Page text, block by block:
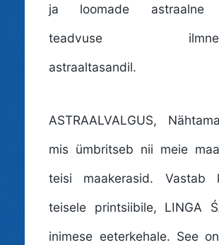
ja loomade astraalne
teadvuse
astraaltasandil.
ASTRAALVALGUS,
mis ümbritseb nii meie
teisi maakerasid. Vastab
teisele printsiibile, LINGA
inimese eeterkehale. See